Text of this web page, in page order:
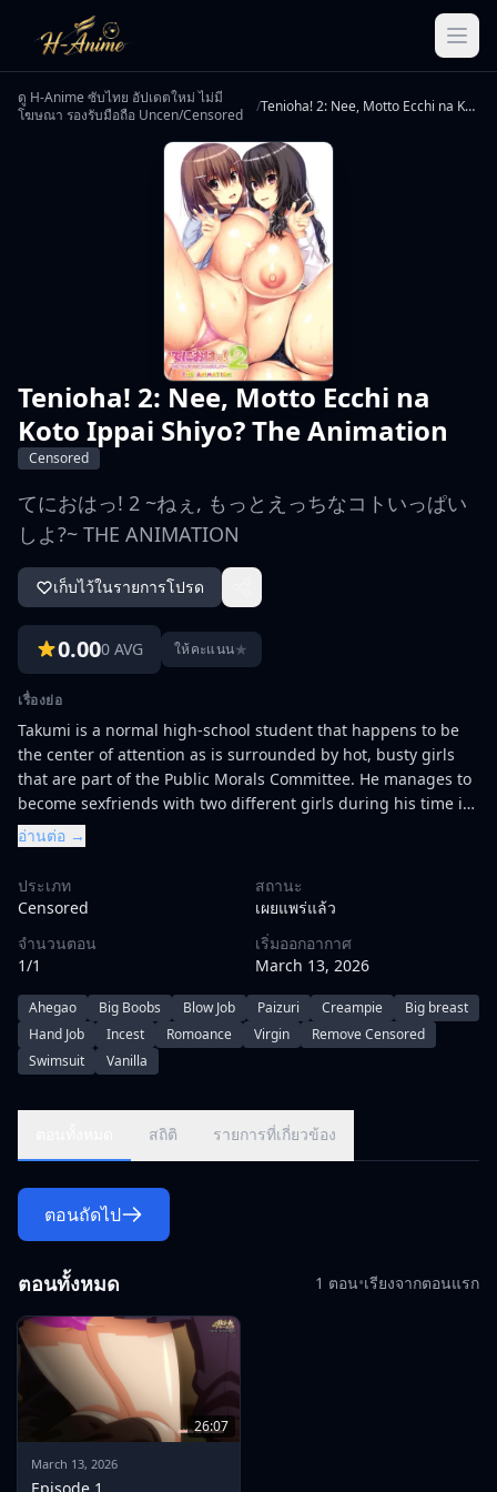
ดู H-Anime ซับไทย อัปเดตใหม่ ไม่มี
โฆษณา รองรับมือถือ Uncen/Censored
/ Tenioha! 2: Nee, Motto Ecchi na Koto Ippai Shiyo? The Animation
Tenioha! 2: Nee, Motto Ecchi na
Koto Ippai Shiyo? The Animation
Censored
てにおはっ! 2 ~ねぇ, もっとえっちなコトいっぱい
しよ?~ THE ANIMATION
เก็บไว้ในรายการโปรด
0.000 AVG ให้คะแนน★
เรื่องย่อ
Takumi is a normal high-school student that happens to be
the center of attention as is surrounded by hot, busty girls
that are part of the Public Morals Committee. He manages to
become sexfriends with two different girls during his time in
the committee and one of them even confesses her feelings
to him. How will Takumi respond?
อ่านต่อ →
ประเภท
Censored
สถานะ
เผยแพร่แล้ว
จำนวนตอน
1/1
เริ่มออกอากาศ
March 13, 2026
Ahegao Big Boobs Blow Job Paizuri Creampie
Big breast
Hand Job
Incest Romoance Virgin
Remove Censored
Swimsuit
Vanilla
สถิติ รายการที่เกี่ยวข้อง
ตอนถัดไป
ตอนทั้งหมด 1 ตอน•เรียงจากตอนแรก
26:07
March 13, 2026
Episode 1